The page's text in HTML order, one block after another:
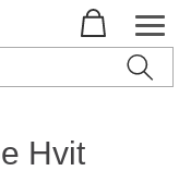
Hvit